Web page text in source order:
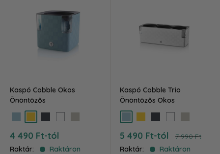
Kaspó Cobble Okos
Önöntözős
Akciós
ár
4 490 Ft-tól
Raktár: Raktáron
Kaspó Cobble Trio
Önöntözős Okos
Akciós
ár
5 490 Ft-tól Ár
7 990 Ft
Raktár:
Raktáron